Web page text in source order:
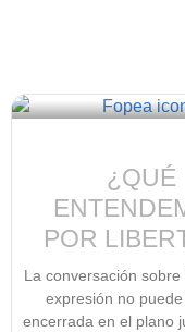
¿QUÉ
POR
La conversación sobre
expresión no
encerrada en el plano